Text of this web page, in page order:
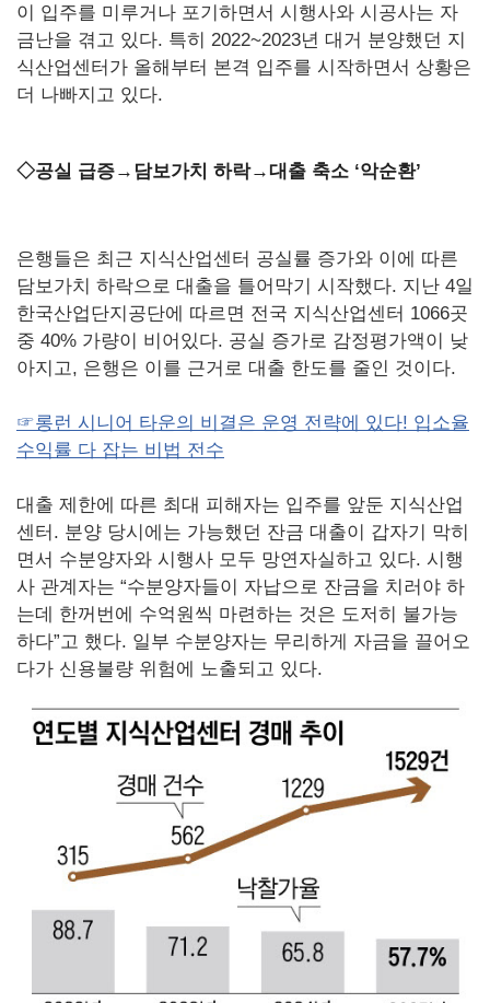
이 입주를 미루거나 포기하면서 시행사와 시공사는 자
금난을 겪고 있다. 특히 2022~2023년 대거 분양했던 지
식산업센터가 올해부터 본격 입주를 시작하면서 상황은
더 나빠지고 있다.
◇공실 급증→담보가치 하락→대출 축소 ‘악순환’
은행들은 최근 지식산업센터 공실률 증가와 이에 따른
담보가치 하락으로 대출을 틀어막기 시작했다. 지난 4일
한국산업단지공단에 따르면 전국 지식산업센터 1066곳
중 40% 가량이 비어있다. 공실 증가로 감정평가액이 낮
아지고, 은행은 이를 근거로 대출 한도를 줄인 것이다.
☞롱런 시니어 타운의 비결은 운영 전략에 있다! 입소율
수익률 다 잡는 비법 전수
대출 제한에 따른 최대 피해자는 입주를 앞둔 지식산업
센터. 분양 당시에는 가능했던 잔금 대출이 갑자기 막히
면서 수분양자와 시행사 모두 망연자실하고 있다. 시행
사 관계자는 “수분양자들이 자납으로 잔금을 치러야 하
는데 한꺼번에 수억원씩 마련하는 것은 도저히 불가능
하다”고 했다. 일부 수분양자는 무리하게 자금을 끌어오
다가 신용불량 위험에 노출되고 있다.